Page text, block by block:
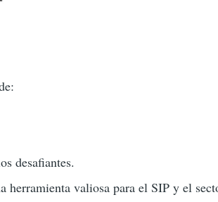
desafiantes.
herramienta valiosa para el SIP y el